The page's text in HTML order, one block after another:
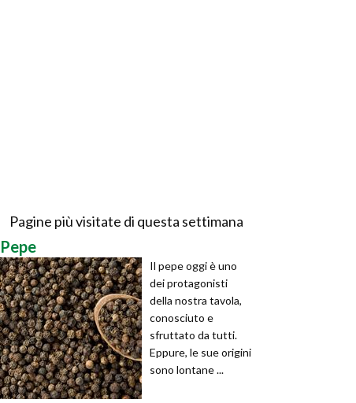
Pagine più visitate di questa settimana
Pepe
Il pepe oggi è uno
dei protagonisti
della nostra tavola,
conosciuto e
sfruttato da tutti.
Eppure, le sue origini
sono lontane ...